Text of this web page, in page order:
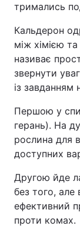
тримались
Кальдерон
між хімією
називає
звернути
із завданням
Першою у
герань). На
рослина для
доступних
Другою йде
без того,
ефективний
проти комах.